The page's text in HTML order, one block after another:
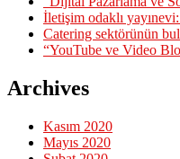
İletişim odaklı
Catering sektörünün
“YouTube ve Video
Archives
Kasım 2020
Mayıs 2020